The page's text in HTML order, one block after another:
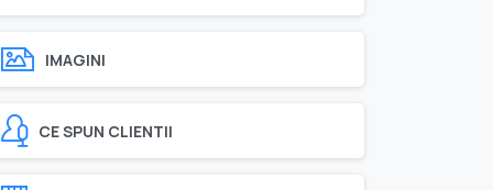
IMAGINI
CE SPUN CLIENTII